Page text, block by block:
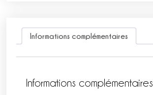
Informations complémentaires
Informations complémentaires